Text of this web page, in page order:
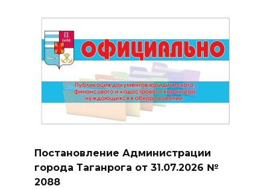
Постановление Администрации
города Таганрога от 31.07.2026 №
2088